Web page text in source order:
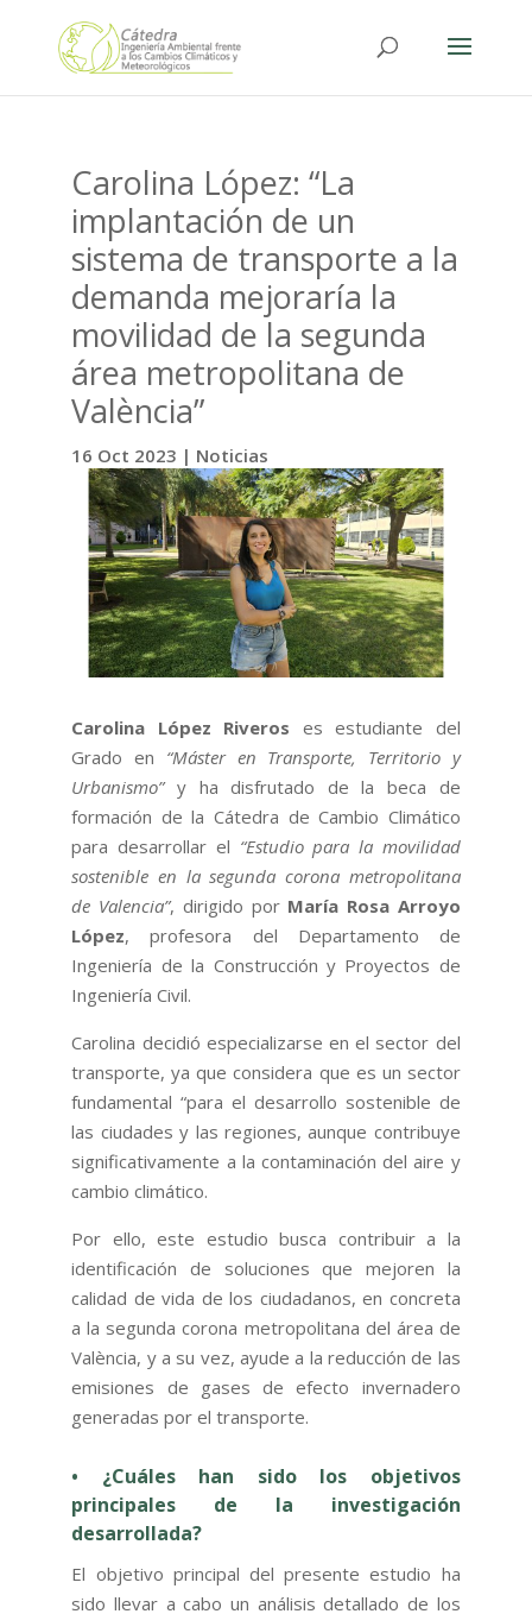
Carolina López: “La
implantación de un
sistema de transporte a la
demanda mejoraría la
movilidad de la segunda
área metropolitana de
València”
16 Oct 2023 | Noticias
Carolina López Riveros es estudiante del
Grado en “Máster en Transporte, Territorio y
Urbanismo”y ha disfrutado de la beca de
formación de la Cátedra de Cambio Climático
para desarrollar el “Estudio para la movilidad
sostenible en la segunda corona metropolitana
de Valencia”, dirigido por María Rosa Arroyo
López, profesora del Departamento de
Ingeniería de la Construcción y Proyectos de
Ingeniería Civil.
Carolina decidió especializarse en el sector del
transporte, ya que considera que es un sector
fundamental “para el desarrollo sostenible de
las ciudades y las regiones, aunque contribuye
significativamente a la contaminación del aire y
cambio climático.
Por ello, este estudio busca contribuir a la
identificación de soluciones que mejoren la
calidad de vida de los ciudadanos, en concreta
a la segunda corona metropolitana del área de
València, y a su vez, ayude a la reducción de las
emisiones de gases de efecto invernadero
generadas por el transporte.
• ¿Cuáles han sido los objetivos
principales de la investigación
desarrollada?
El objetivo principal del presente estudio ha
sido llevar a cabo un análisis detallado de los